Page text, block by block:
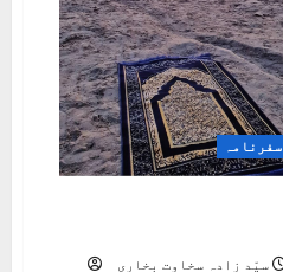
سفرنامہ
سیّد زادہ سخاوت بخاری